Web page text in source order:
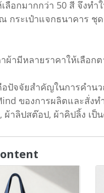
ลือกมากกว่า 50 สี จึงทำ
กระเป๋าแจกธนาคาร ชุด
ผ้ามีหลายราคาให้เลือก
ปัจจัยสำคัญในการคำน
ของการผลิตและสั่งท
ผ้าลิปสต๊อป, ผ้าคิปลิ้ง เป็